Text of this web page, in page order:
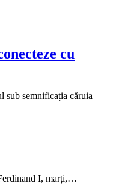
cu
sub semnificația căruia
I, marți,…